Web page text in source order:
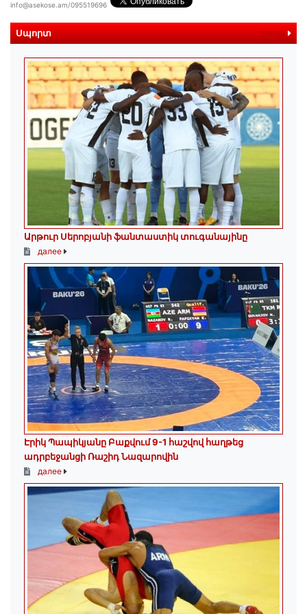
info@asekose.am/095519696
Սպորտ далее
Արթուր Սերոբյանի ֆանտաստիկ տուգանայինը
далее
Էրիկ Պապիկյանը Բաքվում 9-1 հաշվով հաղթեց
ադրբեջանցի Ռաշիդ Նազարովին
далее